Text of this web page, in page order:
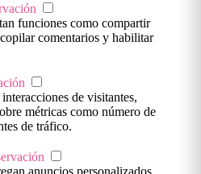
funciones como compartir
comentarios y habilitar
de visitantes,
métricas como número de
de tráfico.
anuncios personalizados